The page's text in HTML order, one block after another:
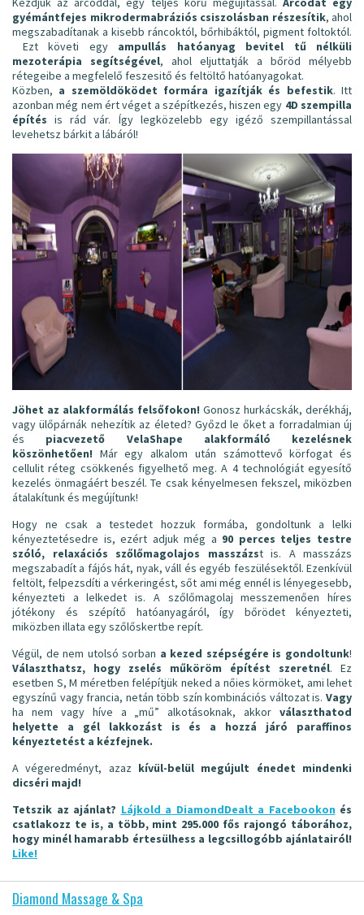
gyémántfejes mikrodermabráziós csiszolásban részesítik, ahol
megszabadítanak a kisebb ráncoktól, bőrhibáktól, pigment foltoktól.
Ezt követi egy ampullás hatóanyag bevitel tű nélküli
mezoterápia segítségével, ahol eljuttatják a bőröd mélyebb
rétegeibe a megfelelő feszesitő és feltöltő hatóanyagokat.
Közben, a szemöldöködet formára igazítják és befestik. Itt
azonban még nem ért véget a szépítkezés, hiszen egy 4D szempilla
építés is rád vár. Így legközelebb egy igéző szempillantással
levehetsz bárkit a lábáról!
Jöhet az alakformálás felsőfokon! Gonosz hurkácskák, derékháj,
vagy ülőpárnák nehezítik az életed? Győzd le őket a forradalmian új
és piacvezető VelaShape alakformáló kezelésnek
köszönhetően! Már egy alkalom után számottevő körfogat és
cellulit réteg csökkenés figyelhető meg. A 4 technológiát egyesítő
kezelés önmagáért beszél. Te csak kényelmesen fekszel, miközben
átalakítunk és megújítunk!
Hogy ne csak a testedet hozzuk formába, gondoltunk a lelki
kényeztetésedre is, ezért adjuk még a 90 perces teljes testre
szóló, relaxációs szőlőmagolajos masszázst is. A masszázs
megszabadít a fájós hát, nyak, váll és egyéb feszülésektől. Ezenkívül
feltölt, felpezsdíti a vérkeringést, sőt ami még ennél is lényegesebb,
kényezteti a lelkedet is. A szőlőmagolaj messzemenően híres
jótékony és szépítő hatóanyagáról, így bőrödet kényezteti,
miközben illata egy szőlőskertbe repít.
Végül, de nem utolsó sorban a kezed szépségére is gondoltunk!
Választhatsz, hogy zselés műköröm építést szeretnél. Ez
esetben S, M méretben felépítjük neked a nőies körmöket, ami lehet
egyszínű vagy francia, netán több szín kombinációs változat is. Vagy
ha nem vagy híve a „mű” alkotásoknak, akkor választhatod
helyette a gél lakkozást is és a hozzá járó paraffinos
kényeztetést a kézfejnek.
A végeredményt, azaz kívül-belül megújult énedet mindenki
dicséri majd!
Tetszik az ajánlat? Lájkold a DiamondDealt a Facebookon és
csatlakozz te is, a több, mint 295.000 fős rajongó táborához,
hogy minél hamarabb értesülhess a legcsillogóbb ajánlatairól!
Like!
Diamond Massage & Spa